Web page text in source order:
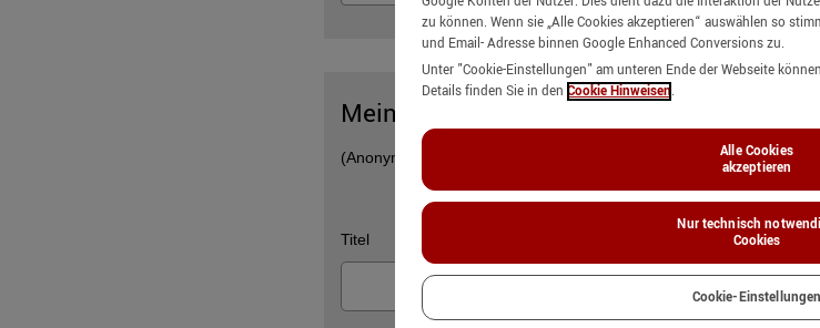
Meine Daten
(Anonyme Anfragen können leider nicht bearbeitet werden.)
Titel
zu können. Wenn sie „Alle Cookies akzeptieren“ auswählen so
und Email- Adresse binnen Google Enhanced Conversions zu.
Unter "Cookie-Einstellungen"am unteren Ende der Webseite
Details finden Sie in den Cookie Hinweisen.
Cookie-Einstellungen
Nur technisch
Cookies
Alle Cookies
akzeptieren